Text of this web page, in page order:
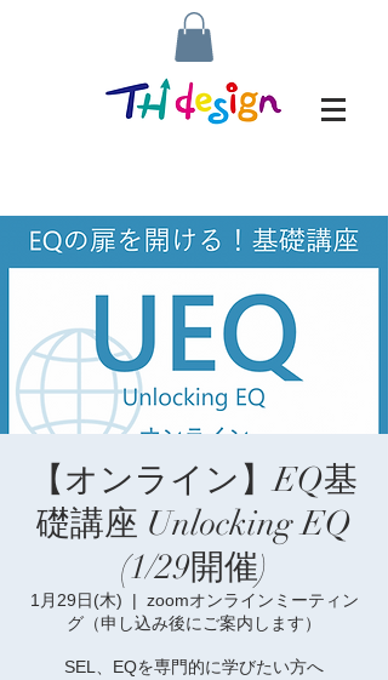
【オンライン】EQ基
礎講座 Unlocking EQ
(1/29開催)
1月29日(木)
  |
zoomオンラインミーティン
グ（申し込み後にご案内します）
SEL、EQを専門的に学びたい方へ